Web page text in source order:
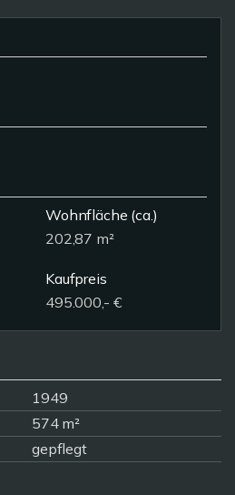
Wohnfläche (ca.)
202,87 m²
Kaufpreis
495.000,- €
1949
574 m²
gepflegt